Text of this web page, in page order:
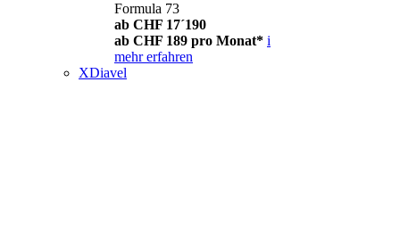
Formula 73
ab CHF 17´190
ab CHF 189 pro Monat* i
mehr erfahren
XDiavel